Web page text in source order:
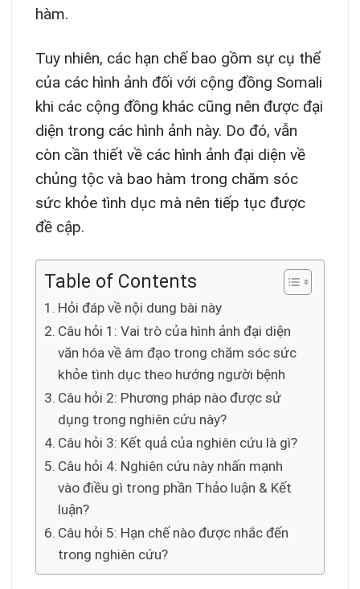
hàm.
Tuy nhiên, các hạn chế bao gồm sự cụ thể
của các hình ảnh đối với cộng đồng Somali
khi các cộng đồng khác cũng nên được đại
diện trong các hình ảnh này. Do đó, vẫn
còn cần thiết về các hình ảnh đại diện về
chủng tộc và bao hàm trong chăm sóc
sức khỏe tình dục mà nên tiếp tục được
đề cập.
Table of Contents
Hỏi đáp về nội dung bài này
Câu hỏi 1: Vai trò của hình ảnh đại diện
văn hóa về âm đạo trong chăm sóc sức
khỏe tình dục theo hướng người bệnh
Câu hỏi 2: Phương pháp nào được sử
dụng trong nghiên cứu này?
Câu hỏi 3: Kết quả của nghiên cứu là gì?
Câu hỏi 4: Nghiên cứu này nhấn mạnh
vào điều gì trong phần Thảo luận & Kết
luận?
Câu hỏi 5: Hạn chế nào được nhắc đến
trong nghiên cứu?